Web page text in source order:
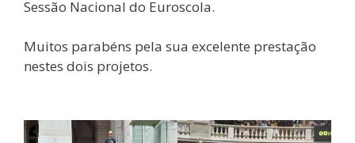
Sessão Nacional do Euroscola.
Muitos parabéns pela sua excelente prestação
nestes dois projetos.